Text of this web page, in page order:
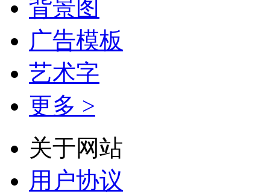
背景图
广告模板
艺术字
更多 >
关于网站
用户协议